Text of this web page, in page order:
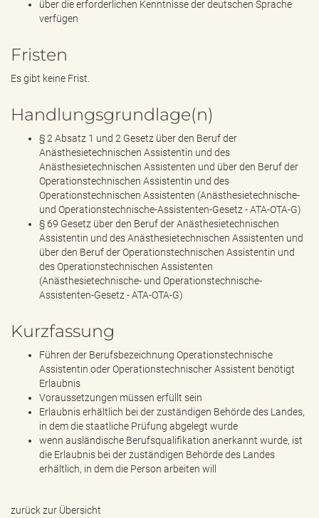
über die erforderlichen Kenntnisse der deutschen Sprache
verfügen
Fristen
Es gibt keine Frist.
Handlungsgrundlage(n)
§ 2 Absatz 1 und 2 Gesetz über den Beruf der
Anästhesietechnischen Assistentin und des
Anästhesietechnischen Assistenten und über den Beruf der
Operationstechnischen Assistentin und des
Operationstechnischen Assistenten (Anästhesietechnische-
und Operationstechnische-Assistenten-Gesetz - ATA-OTA-G)
§ 69 Gesetz über den Beruf der Anästhesietechnischen
Assistentin und des Anästhesietechnischen Assistenten und
über den Beruf der Operationstechnischen Assistentin und
des Operationstechnischen Assistenten
(Anästhesietechnische- und Operationstechnische-
Assistenten-Gesetz - ATA-OTA-G)
Kurzfassung
Führen der Berufsbezeichnung Operationstechnische
Assistentin oder Operationstechnischer Assistent benötigt
Erlaubnis
Voraussetzungen müssen erfüllt sein
Erlaubnis erhältlich bei der zuständigen Behörde des Landes,
in dem die staatliche Prüfung abgelegt wurde
wenn ausländische Berufsqualifikation anerkannt wurde, ist
die Erlaubnis bei der zuständigen Behörde des Landes
erhältlich, in dem die Person arbeiten will
zurück zur Übersicht